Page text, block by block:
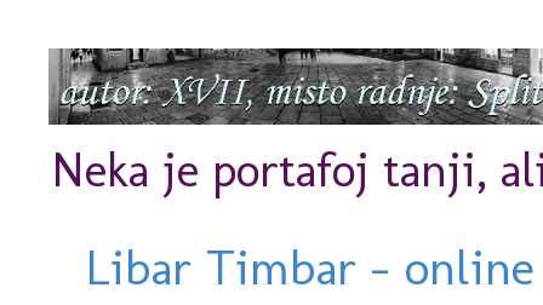
Neka je portafoj tanji,
Libar Timbar -